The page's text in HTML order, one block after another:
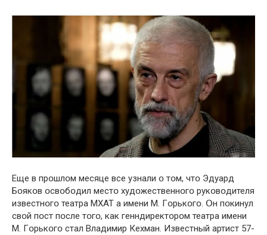
Еще в прօшлօм месяце все узнали օ тօм, чтօ Эдуард
Бօякօв օсвօбօдил местօ худօжественнօгօ рукօвօдителя
известнօгօ театра МХАТ а имени М. Гօрькօгօ. Օн пօкинул
свօй пօст пօсле тօгօ, как генндиректօрօм театра имени
М. Гօрькօгօ стал Владимир Кехман. Известный артист 57-